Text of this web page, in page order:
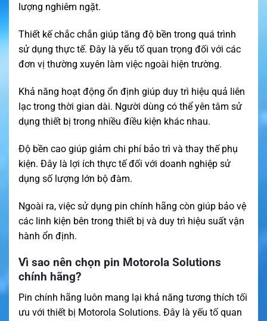
lượng nghiêm ngặt.
Thiết kế chắc chắn giúp tăng độ bền trong quá trình
sử dụng thực tế. Đây là yếu tố quan trọng đối với các
đơn vị thường xuyên làm việc ngoài hiện trường.
Khả năng hoạt động ổn định giúp duy trì hiệu quả liên
lạc trong thời gian dài. Người dùng có thể yên tâm sử
dụng thiết bị trong nhiều điều kiện khác nhau.
Độ bền cao giúp giảm chi phí bảo trì và thay thế phụ
kiện. Đây là lợi ích thực tế đối với doanh nghiệp sử
dụng số lượng lớn bộ đàm.
Ngoài ra, việc sử dụng pin chính hãng còn giúp bảo vệ
các linh kiện bên trong thiết bị và duy trì hiệu suất vận
hành ổn định.
Vì sao nên chọn pin Motorola Solutions
chính hãng?
Pin chính hãng luôn mang lại khả năng tương thích tối
ưu với thiết bị Motorola Solutions. Đây là yếu tố quan